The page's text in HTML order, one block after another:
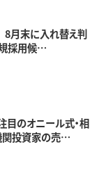
月末に入れ替え判
採用候…
目のオニール式・相
関投資家の売…